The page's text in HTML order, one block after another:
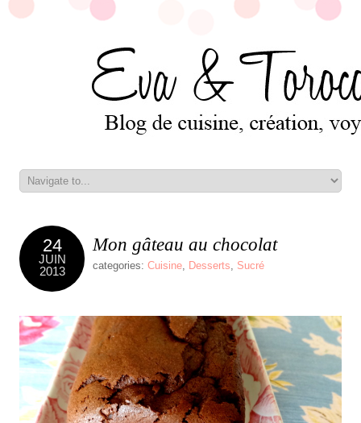
24
JUIN
2013
Mon gâteau au chocolat
categories: Cuisine, Desserts, Sucré